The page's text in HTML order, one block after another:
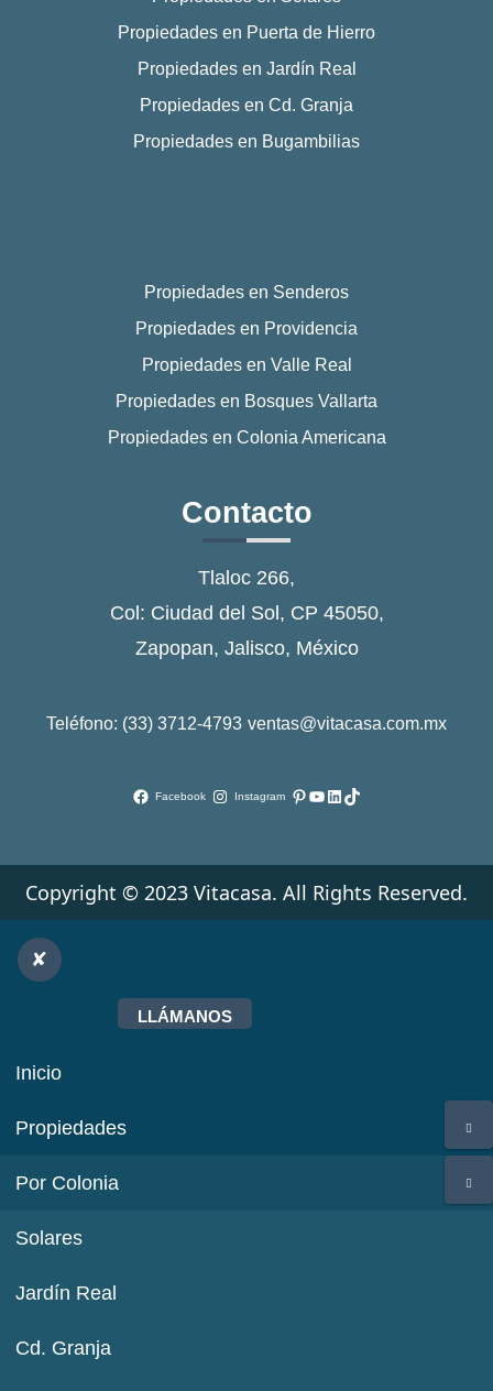
Propiedades en Puerta de Hierro
Propiedades en Jardín Real
Propiedades en Cd. Granja
Propiedades en Bugambilias
Propiedades en Senderos
Propiedades en Providencia
Propiedades en Valle Real
Propiedades en Bosques Vallarta
Propiedades en Colonia Americana
Contacto
Tlaloc 266,
Col: Ciudad del Sol, CP 45050,
Zapopan, Jalisco, México
Teléfono: (33) 3712-4793 ventas@vitacasa.com.mx
Facebook Instagram Pinterest
YouTube
LinkedIn
TikTok
Copyright © 2023 Vitacasa. All Rights Reserved.
LLÁMANOS
Inicio
Propiedades
Por Colonia
Solares
Jardín Real
Cd. Granja